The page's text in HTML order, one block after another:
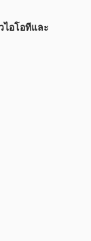
ไอโอทีและ